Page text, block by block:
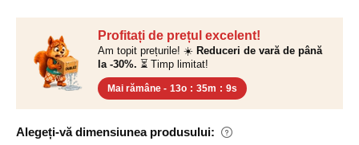
Profitați de prețul excelent!
Am topit prețurile! ☀️ Reduceri de vară de până
la -30%. ⏳ Timp limitat!
Mai rămâne - 13o : 35m : 8s
Alegeți-vă dimensiunea produsului: